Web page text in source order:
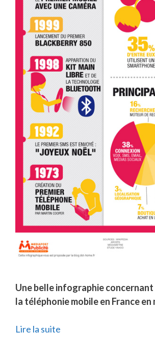
Une belle infographie concernant
la téléphonie mobile en France en
Lire la suite